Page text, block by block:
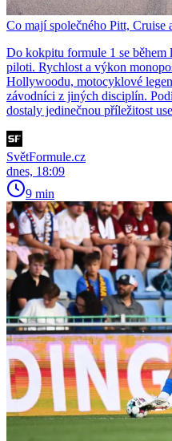
Co mají společného Pitt,
Do kokpitu formule 1 se během
piloti. Rychlost a výkon
Hollywoodu, motocyklové
závodníci z jiných disciplín.
dostaly jedinečnou příležitost
SvětFormule.cz
dnes, 18:09
9 min